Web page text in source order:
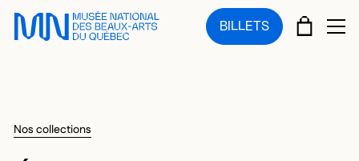
Sauter au menu principal
Sauter au contenu principal
Sauter au pied de page
BILLETS PANIER
Nos collections